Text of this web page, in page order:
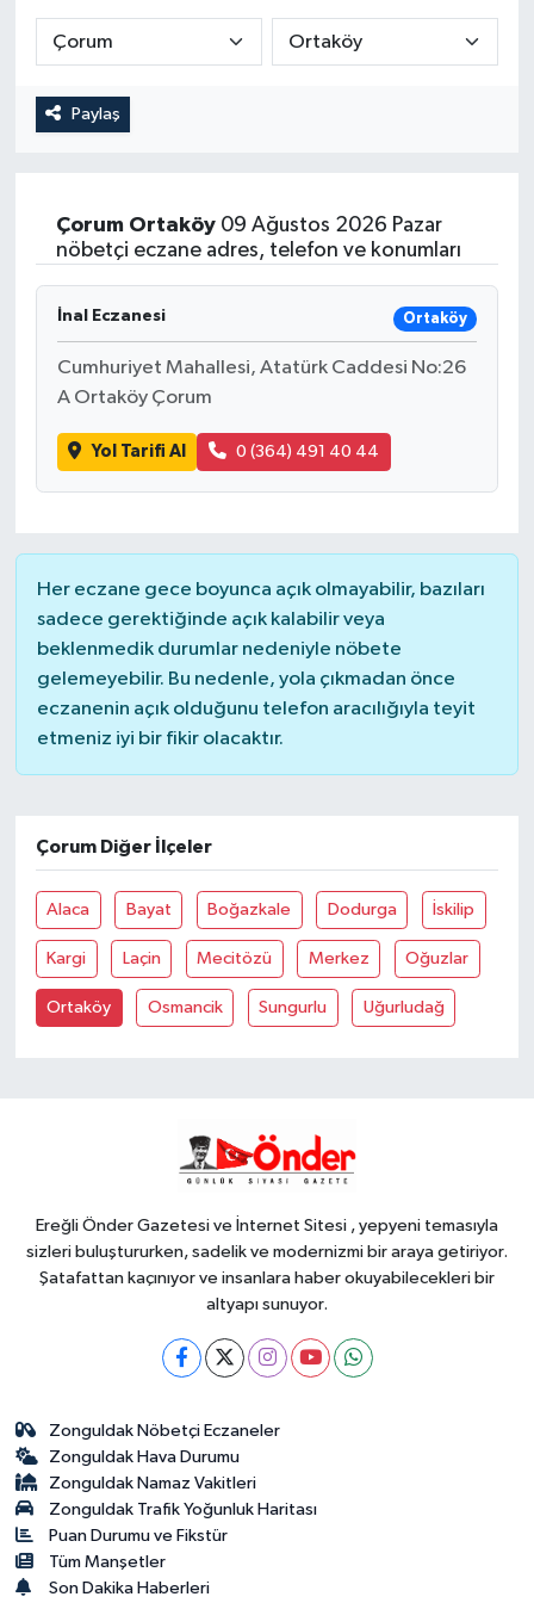
Paylaş
Çorum Ortaköy09 Ağustos 2026 Pazar
nöbetçi eczane adres, telefon ve konumları
İnal Eczanesi Ortaköy
Cumhuriyet Mahallesi, Atatürk Caddesi No:26
A Ortaköy Çorum
Yol Tarifi Al 0 (364) 491 40 44
Her eczane gece boyunca açık olmayabilir, bazıları
sadece gerektiğinde açık kalabilir veya
beklenmedik durumlar nedeniyle nöbete
gelemeyebilir. Bu nedenle, yola çıkmadan önce
eczanenin açık olduğunu telefon aracılığıyla teyit
etmeniz iyi bir fikir olacaktır.
Çorum Diğer İlçeler
Alaca Bayat Boğazkale Dodurga İskilip
Kargi Laçin Mecitözü Merkez Oğuzlar
Ortaköy Osmancik Sungurlu Uğurludağ
Ereğli Önder Gazetesi ve İnternet Sitesi , yepyeni temasıyla
sizleri buluştururken, sadelik ve modernizmi bir araya getiriyor.
Şatafattan kaçınıyor ve insanlara haber okuyabilecekleri bir
altyapı sunuyor.
Zonguldak Nöbetçi Eczaneler
Zonguldak Hava Durumu
Zonguldak Namaz Vakitleri
Zonguldak Trafik Yoğunluk Haritası
Puan Durumu ve Fikstür
Tüm Manşetler
Son Dakika Haberleri
RESMİ İLAN